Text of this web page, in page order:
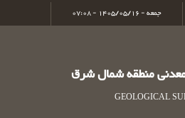
جمعه - 1405/05/16 - 07:08
منطقه شمال شرق
GEOLOGICAL